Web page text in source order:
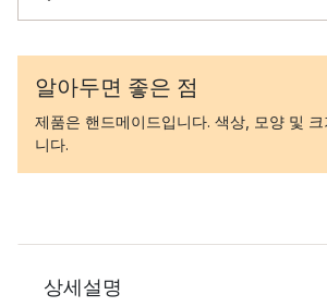
알아두면 좋은 점
제품은 핸드메이드입니다. 색상, 모양 및
니다.
상세설명